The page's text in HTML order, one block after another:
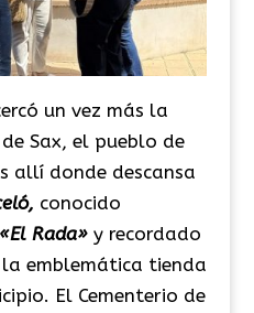
un vez más la
Sax, el pueblo de
allí donde descansa
conocido
«El Rada»y recordado
emblemática tienda
El Cementerio de